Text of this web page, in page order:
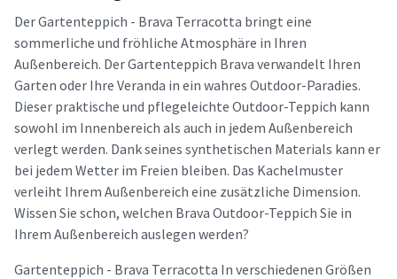
Der Gartenteppich - Brava Terracotta bringt eine
sommerliche und fröhliche Atmosphäre in Ihren
Außenbereich. Der Gartenteppich Brava verwandelt Ihren
Garten oder Ihre Veranda in ein wahres Outdoor-Paradies.
Dieser praktische und pflegeleichte Outdoor-Teppich kann
sowohl im Innenbereich als auch in jedem Außenbereich
verlegt werden. Dank seines synthetischen Materials kann er
bei jedem Wetter im Freien bleiben. Das Kachelmuster
verleiht Ihrem Außenbereich eine zusätzliche Dimension.
Wissen Sie schon, welchen Brava Outdoor-Teppich Sie in
Ihrem Außenbereich auslegen werden?
Gartenteppich - Brava Terracotta In verschiedenen Größen